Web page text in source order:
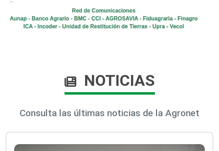
NOTICIAS
Consulta las últimas noticias de la Agronet